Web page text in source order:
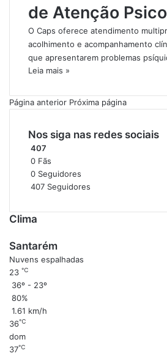
de Atenção
O Caps oferece atendimento
acolhimento e acompanhamento
que apresentarem problemas
Leia mais »
Página anterior Próxima página
Nos siga nas redes sociais
407
0 Fãs
0 Seguidores
407 Seguidores
Clima
Santarém
Nuvens espalhadas
23 ℃
36º - 23º
80%
1.61 km/h
36℃
dom
37℃